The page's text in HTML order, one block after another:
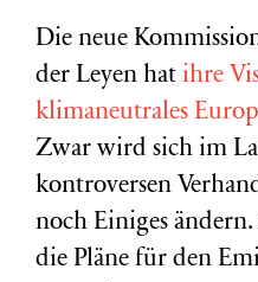
Die neue
der Leyen hat ihre
klimaneutrales
Zwar wird sich im
kontroversen
noch Einiges
die Pläne für den